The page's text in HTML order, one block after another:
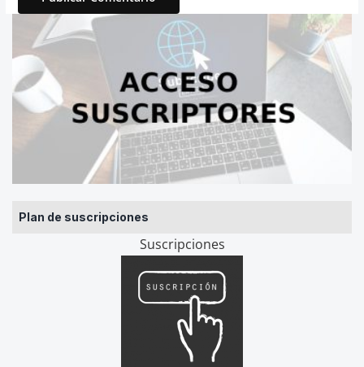
Plan de suscripciones
Suscripciones